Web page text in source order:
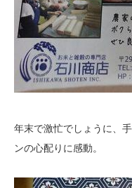
年末で激忙でしょうに、
ンの心配りに感動。